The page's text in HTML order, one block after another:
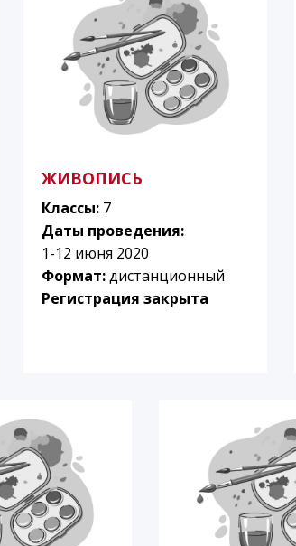
ЖИВОПИСЬ
Классы: 7
Даты проведения:
1-12 июня 2020
Формат:дистанционный
Регистрация закрыта